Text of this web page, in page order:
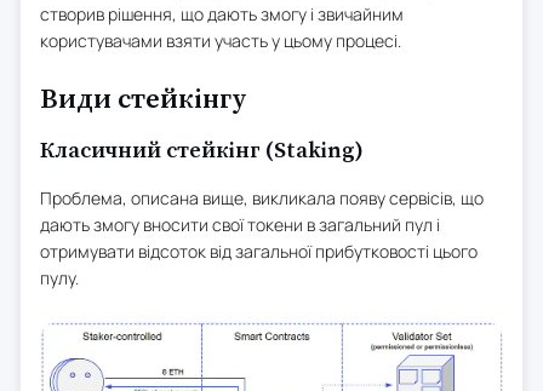
створив рішення, що дають змогу і звичайним
користувачами взяти участь у цьому процесі.
Види стейкінгу
Класичний стейкінг (Staking)
Проблема, описана вище, викликала появу сервісів, що
дають змогу вносити свої токени в загальний пул і
отримувати відсоток від загальної прибутковості цього
пулу.